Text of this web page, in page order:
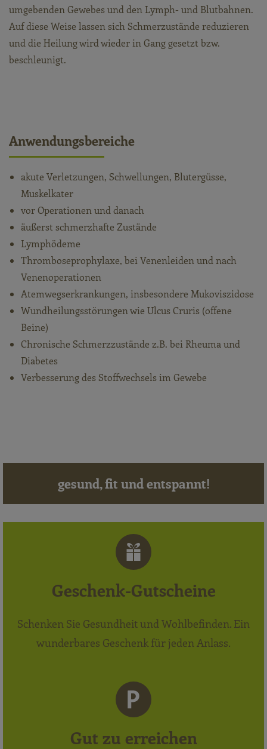
umgebenden Gewebes und den Lymph- und Blutbahnen.
Auf diese Weise lassen sich Schmerzustände reduzieren
und die Heilung wird wieder in Gang gesetzt bzw.
beschleunigt.
Anwendungsbereiche
akute Verletzungen, Schwellungen, Blutergüsse,
Muskelkater
vor Operationen und danach
äußerst schmerzhafte Zustände
Lymphödeme
Thromboseprophylaxe, bei Venenleiden und nach
Venenoperationen
Atemwegserkrankungen, insbesondere Mukoviszidose
Wundheilungsstörungen wie Ulcus Cruris (offene
Beine)
Chronische Schmerzzustände z.B. bei Rheuma und
Diabetes
Verbesserung des Stoffwechsels im Gewebe
gesund, fit und entspannt!
Geschenk-Gutscheine
Schenken Sie Gesundheit und Wohlbefinden. Ein
wunderbares Geschenk für jeden Anlass.
Gut zu erreichen